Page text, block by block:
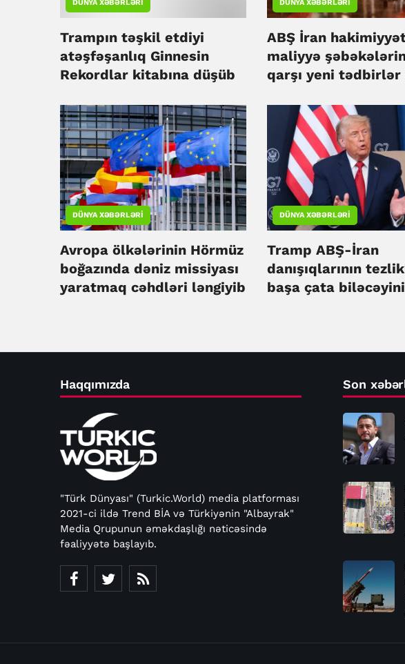
DÜNYA XƏBƏRLƏRI
Trampın təşkil etdiyi
atəşfəşanlıq Ginnesin
Rekordlar kitabına düşüb
DÜNYA XƏBƏRLƏRI
ABŞ İran
maliyyə
qarşı yeni tədbirlər
DÜNYA XƏBƏRLƏRI
Avropa ölkələrinin Hörmüz
boğazında dəniz missiyası
yaratmaq cəhdləri ləngiyib
DÜNYA XƏBƏRLƏRI
Tramp ABŞ-İran
danışıqlarının
başa çata
Haqqımızda
"Türk Dünyası" (Turkic.World) media platforması
2021-ci ildə Trend BİA və Türkiyənin "Albayrak"
Media Qrupunun əməkdaşlığı nəticəsində
fəaliyyətə başlayıb.
Son